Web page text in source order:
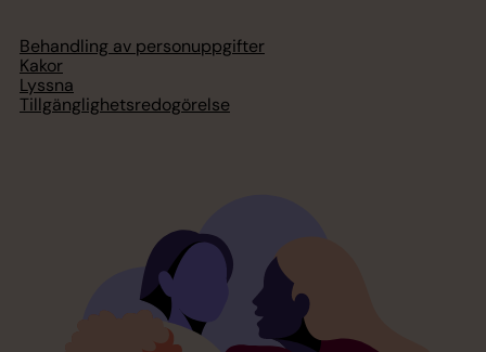
Behandling av personuppgifter
Kakor
Lyssna
Tillgänglighetsredogörelse